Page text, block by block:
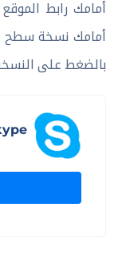
أمامك رابط
أمامك نسخة سطح
بالضغط على